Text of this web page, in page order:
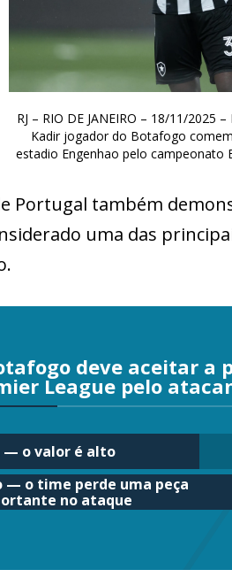
RJ – RIO DE JANEIRO – 18/11/2025
Kadir jogador do Botafogo
estadio Engenhao pelo campeonato
Portugal também
uma das
deve aceitar a
League pelo
— o valor é alto
— o time perde uma peça
no ataque